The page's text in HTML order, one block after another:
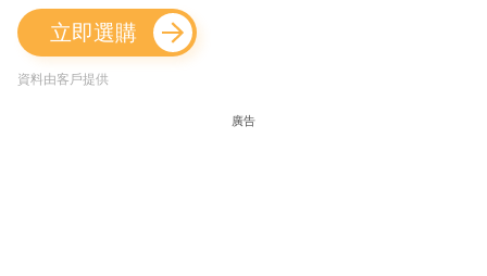
立即選購
資料由客戶提供
廣告